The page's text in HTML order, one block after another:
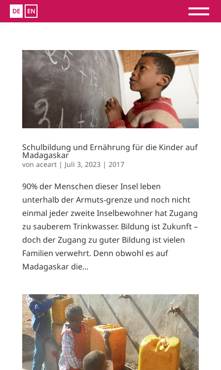
DE EN
Schulbildung und Ernährung für die Kinder auf
Madagaskar
von aceart| Juli 3, 2023| 2017
90% der Menschen dieser Insel leben
unterhalb der Armuts-grenze und noch nicht
einmal jeder zweite Inselbewohner hat Zugang
zu sauberem Trinkwasser. Bildung ist Zukunft –
doch der Zugang zu guter Bildung ist vielen
Familien verwehrt. Denn obwohl es auf
Madagaskar die...